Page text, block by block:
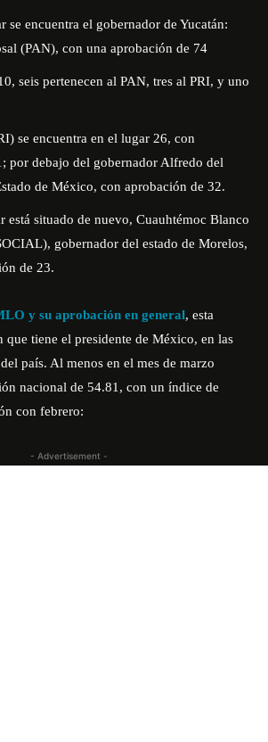
se encuentra el gobernador de Yucatán:
(PAN), con una aprobación de 74
seis pertenecen al PAN, tres al PRI, y uno
se encuentra en el lugar 26, con
por debajo del gobernador Alfredo del
de México, con aprobación de 32.
está situado de nuevo, Cuauhtémoc Blanco
gobernador del estado de Morelos,
de 23.
y su aprobación en general, esta
que tiene el presidente de México, en las
país. Al menos en el mes de marzo
nacional de 54.81, con un índice de
con febrero:
- Advertisement -